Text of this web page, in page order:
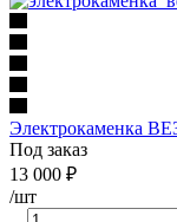
Электрокаменка
Под заказ
13 000 ₽
/шт